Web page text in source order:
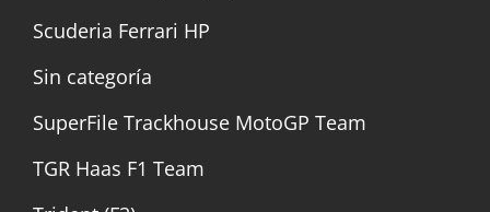
Scuderia Ferrari HP
Sin categoría
SuperFile Trackhouse MotoGP Team
TGR Haas F1 Team